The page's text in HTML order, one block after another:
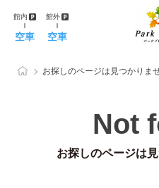
館内
空車
館外
空車
お探しのページは見つかりま
Not
お探しのページは